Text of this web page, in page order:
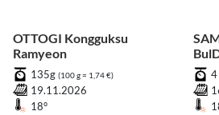
OTTOGI Kongguksu
Ramyeon
135g (100 g = 1,74 €)
19.11.2026
18°
4